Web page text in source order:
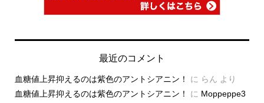
最近のコメント
血糖値上昇抑えるのは紫色のアントシアニン！ に らん より
血糖値上昇抑えるのは紫色のアントシアニン！
に Moppeppe3